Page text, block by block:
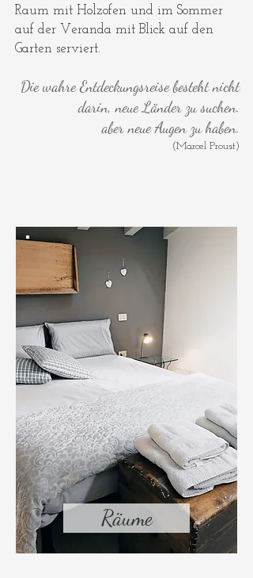
Raum mit Holzofen und im Sommer
auf der Veranda mit Blick auf den
Garten serviert.
Die wahre Entdeckungsreise besteht nicht
darin, neue Länder zu suchen.
aber neue Augen zu haben.
(Marcel Proust)
Räume